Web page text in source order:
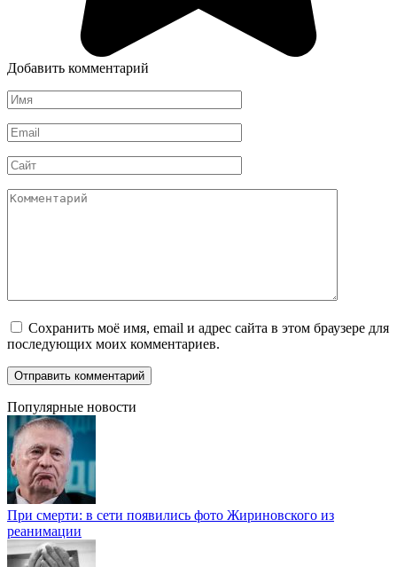
Добавить комментарий
Имя
*
Email
*
Сайт
Комментарий
Сохранить моё имя, email и адрес сайта в этом браузере для
последующих моих комментариев.
Популярные новости
При смерти: в сети появились фото Жириновского из
реанимации